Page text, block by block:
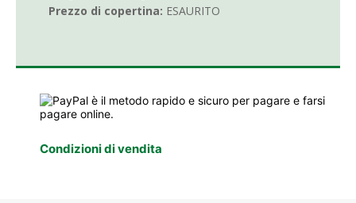
Prezzo di copertina: ESAURITO
Condizioni di vendita